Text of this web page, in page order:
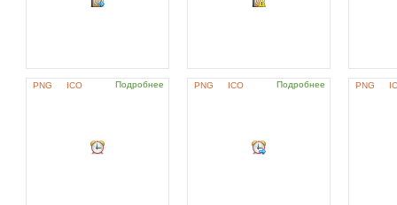
PNG ICO Подробнее PNG ICO Подробнее PNG